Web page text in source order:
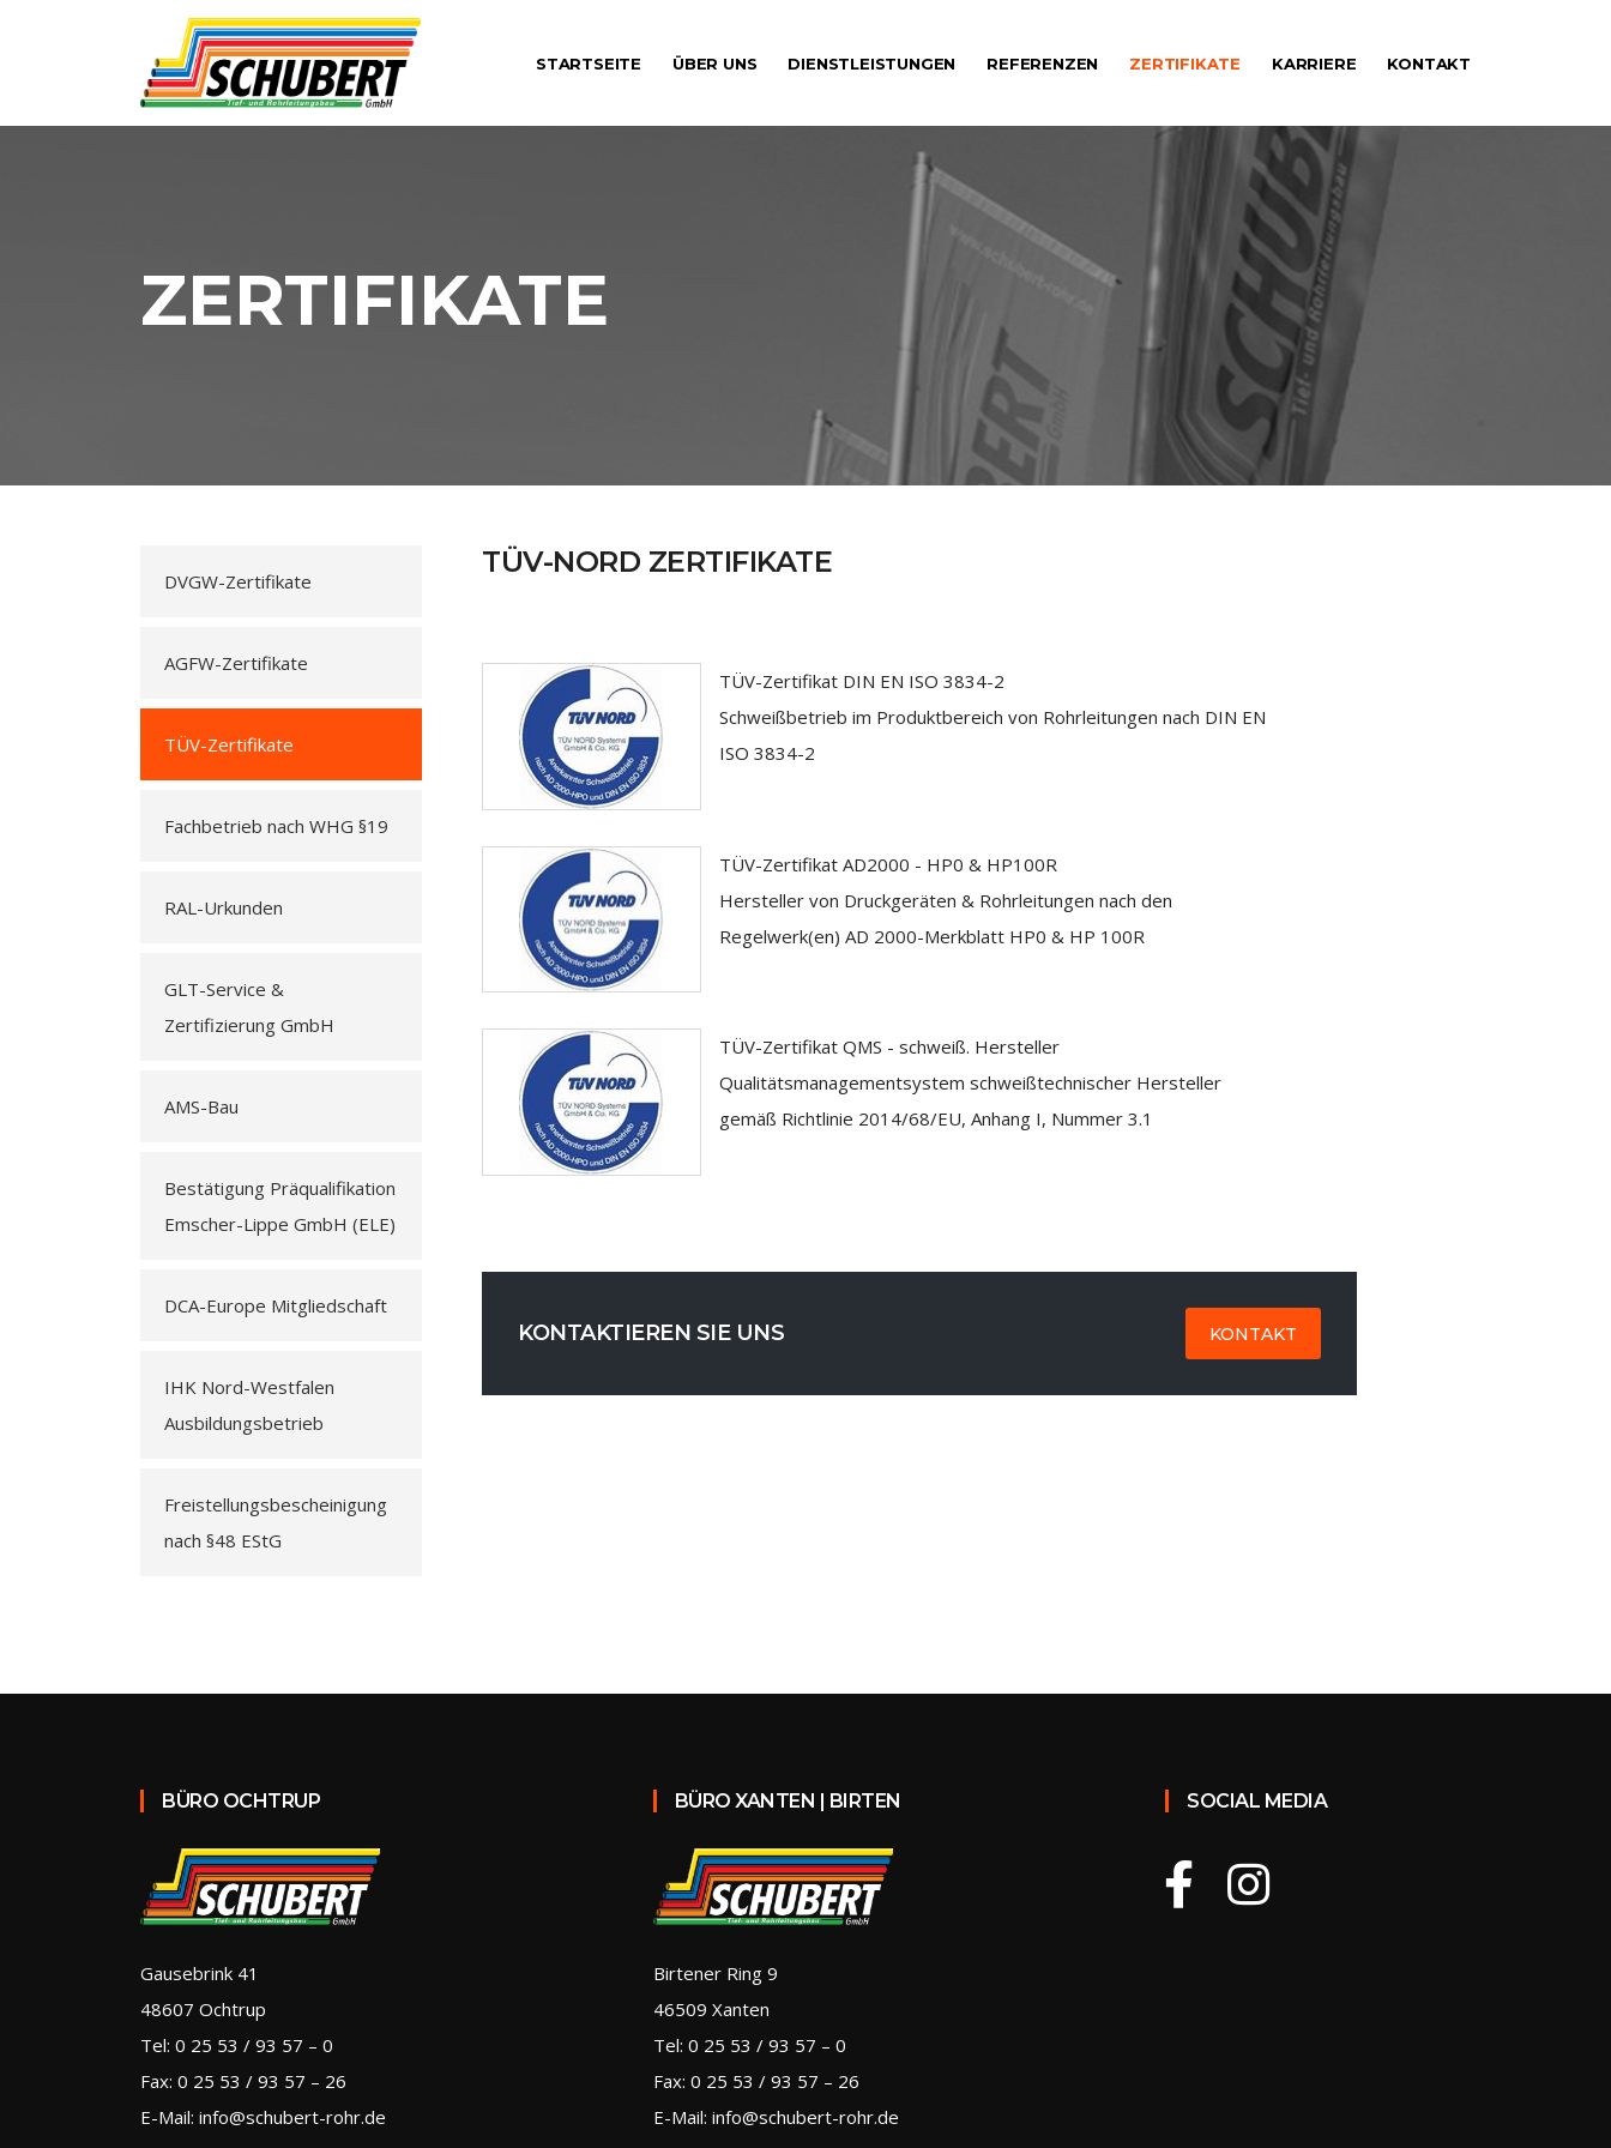
STARTSEITE ÜBER UNS DIENSTLEISTUNGEN REFERENZEN ZERTIFIKATE KARRIERE KONTAKT
ZERTIFIKATE
DVGW-Zertifikate
AGFW-Zertifikate
TÜV-Zertifikate
Fachbetrieb nach WHG §19
RAL-Urkunden
GLT-Service &
Zertifizierung GmbH
AMS-Bau
Bestätigung Präqualifikation
Emscher-Lippe GmbH (ELE)
DCA-Europe Mitgliedschaft
IHK Nord-Westfalen
Ausbildungsbetrieb
Freistellungsbescheinigung
nach §48 EStG
TÜV-NORD ZERTIFIKATE
TÜV-Zertifikat DIN EN ISO 3834-2
Schweißbetrieb im Produktbereich von Rohrleitungen nach DIN EN
ISO 3834-2
TÜV-Zertifikat AD2000 - HP0 & HP100R
Hersteller von Druckgeräten & Rohrleitungen nach den
Regelwerk(en) AD 2000-Merkblatt HP0 & HP 100R
TÜV-Zertifikat QMS - schweiß. Hersteller
Qualitätsmanagementsystem schweißtechnischer Hersteller
gemäß Richtlinie 2014/68/EU, Anhang I, Nummer 3.1
KONTAKTIEREN SIE UNS KONTAKT
BÜRO OCHTRUP
Gausebrink 41
48607 Ochtrup
Tel: 0 25 53 / 93 57 – 0
Fax: 0 25 53 / 93 57 – 26
E-Mail: info@schubert-rohr.de
BÜRO XANTEN | BIRTEN
Birtener Ring 9
46509 Xanten
Tel: 0 25 53 / 93 57 – 0
Fax: 0 25 53 / 93 57 – 26
E-Mail: info@schubert-rohr.de
SOCIAL MEDIA